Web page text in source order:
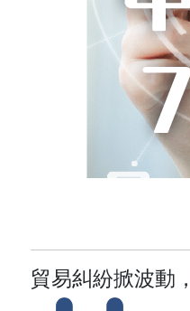
貿易糾紛掀波動